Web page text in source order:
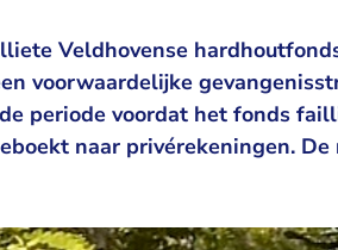
Veldhovense
voorwaardelijke
periode voordat het fonds
naar privérekeningen.